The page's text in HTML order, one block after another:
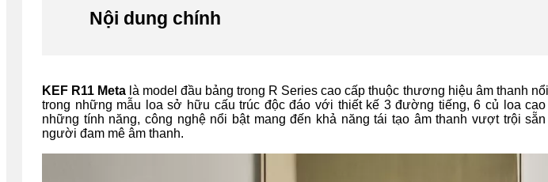
Nội dung chính
KEF R11 Meta là model đầu bảng trong R Series cao cấp thuộc thương hiệu âm thanh
trong những mẫu loa sở hữu cấu trúc độc đáo với thiết kế 3 đường tiếng, 6 củ loa
những tính năng, công nghệ nổi bật mang đến khả năng tái tạo âm thanh vượt trội
người đam mê âm thanh.